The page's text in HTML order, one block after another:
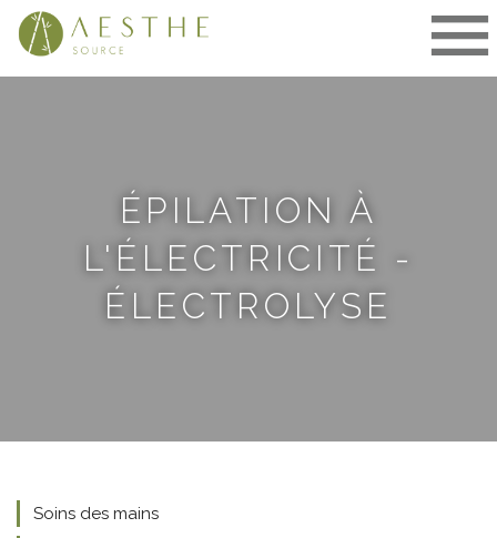
Aller
ÉPILATION À
L'ÉLECTRICITÉ -
ÉLECTROLYSE
Soins des mains